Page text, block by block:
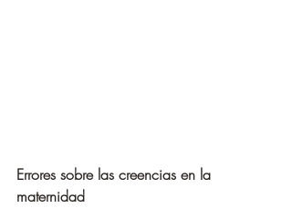
Errores sobre las creencias en la
maternidad